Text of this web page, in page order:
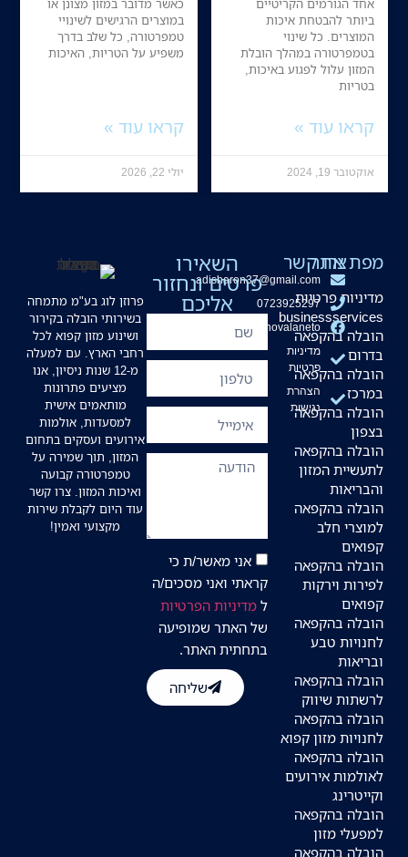
אחד הגורמים הקריטיים
ביותר להבטחת איכות
המוצרים. כל שינוי
בטמפרטורה במהלך הובלת
המזון עלול לפגוע באיכות,
בטריות
קראו עוד »
אוקטובר 19, 2024
כאשר מדובר במזון מצונן או
במוצרים הרגישים לשינויי
טמפרטורה, כל שלב בדרך
משפיע על הטריות, האיכות
קראו עוד »
יולי 22, 2026
פרוזן לוג בע"מ מתמחה
בשירותי הובלה בקירור
ושינוע מזון קפוא לכל
רחבי הארץ. עם למעלה
מ-12 שנות ניסיון, אנו
מציעים פתרונות
מותאמים אישית
למסעדות, אולמות
אירועים ועסקים בתחום
המזון, תוך שמירה על
טמפרטורה קבועה
ואיכות המזון. צרו קשר
עוד היום לקבלת שירות
מקצועי ואמין!
מפת אתר
מדיניות פרטיות
businessservices
הובלה בהקפאה
בדרום
הובלה בהקפאה
במרכז
הובלה בהקפאה
בצפון
הובלה בהקפאה
לתעשיית המזון
והבריאות
הובלה בהקפאה
למוצרי חלב
קפואים
הובלה בהקפאה
לפירות וירקות
קפואים
הובלה בהקפאה
לחנויות טבע
ובריאות
הובלה בהקפאה
לרשתות שיווק
הובלה בהקפאה
לחנויות מזון קפוא
הובלה בהקפאה
לאולמות אירועים
וקייטרינג
הובלה בהקפאה
למפעלי מזון
הובלה בהקפאה
צרו קשר
adisharon37@gmail.com
0723925297
hovalaneto
מדיניות
פרטיות
הצהרת
נגישות
השאירו
פרטים ונחזור
אליכם
אני מאשר/ת כי
קראתי ואני מסכים/ה
ל מדיניות הפרטיות
של האתר שמופיעה
בתחתית האתר.
שליחה